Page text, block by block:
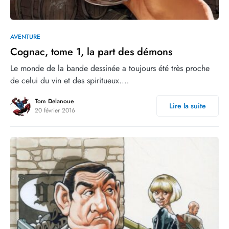
AVENTURE
Cognac, tome 1, la part des démons
Le monde de la bande dessinée a toujours été très proche
de celui du vin et des spiritueux.…
Tom Delanoue
20 février 2016
Lire la suite